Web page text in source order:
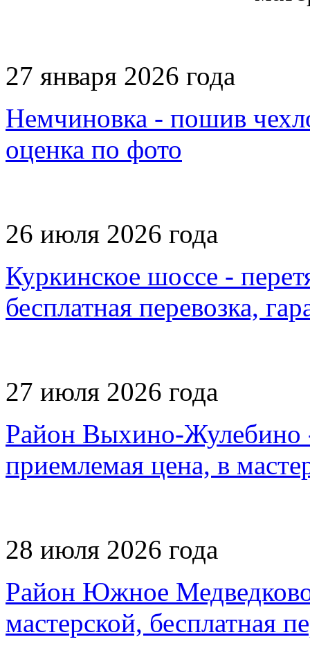
27 января 2026 года
Немчиновка - пошив
оценка по фото
26 июля 2026 года
Куркинское шоссе -
бесплатная перевозка,
27 июля 2026 года
Район Выхино-Жулебино
приемлемая цена, в
28 июля 2026 года
Район Южное
мастерской, бесплатная